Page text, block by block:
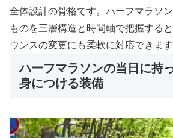
全体設計の骨格です。ハーフマラソ
ものを三層構造と時間軸で把握する
ウンスの変更にも柔軟に対応できます
ハーフマラソンの当日に持
身につける装備